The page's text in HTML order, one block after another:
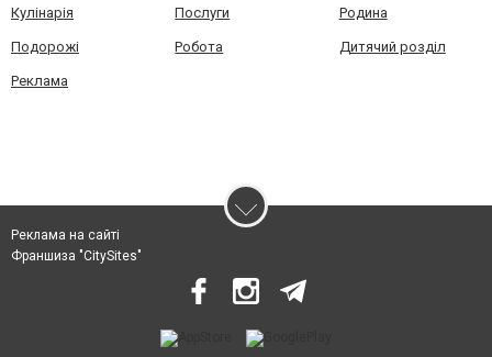
Кулінарія Послуги Родина
Подорожі Робота Дитячий розділ
Реклама
Реклама на сайті
Франшиза "CitySites"